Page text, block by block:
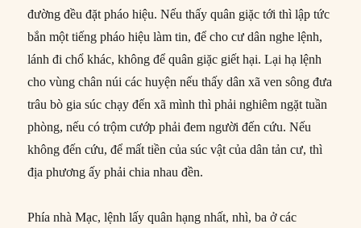
đường đều đặt pháo hiệu. Nếu thấy quân giặc tới thì lập tức
bắn một tiếng pháo hiệu làm tin, để cho cư dân nghe lệnh,
lánh đi chổ khác, không để quân giặc giết hại. Lại hạ lệnh
cho vùng chân núi các huyện nếu thấy dân xã ven sông đưa
trâu bò gia súc chạy đến xã mình thì phải nghiêm ngặt tuần
phòng, nếu có trộm cướp phải đem người đến cứu. Nếu
không đến cứu, để mất tiền của súc vật của dân tản cư, thì
địa phương ấy phải chia nhau đền.
Phía nhà Mạc, lệnh lấy quân hạng nhất, nhì, ba ở các